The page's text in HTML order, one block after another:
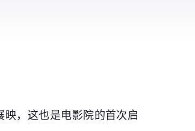
，这也是电影院的首次启